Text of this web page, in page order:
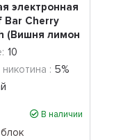
электронная
Bar Cherry
(Вишня лимон
10
: 5%
В наличии